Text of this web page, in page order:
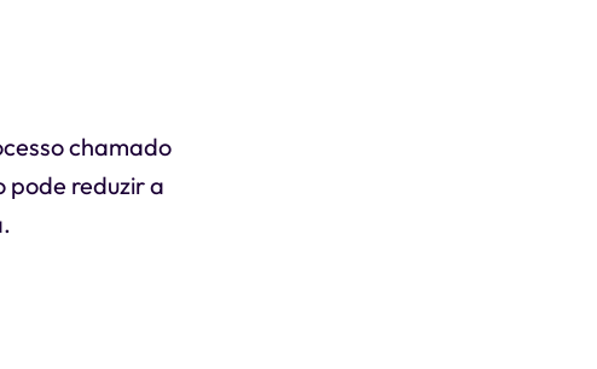
chamado
pode reduzir a